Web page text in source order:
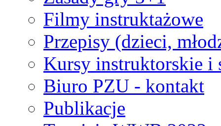
Filmy instruktażowe
Przepisy (dzieci,
Kursy instruktorskie i
Biuro PZU - kontakt
Publikacje